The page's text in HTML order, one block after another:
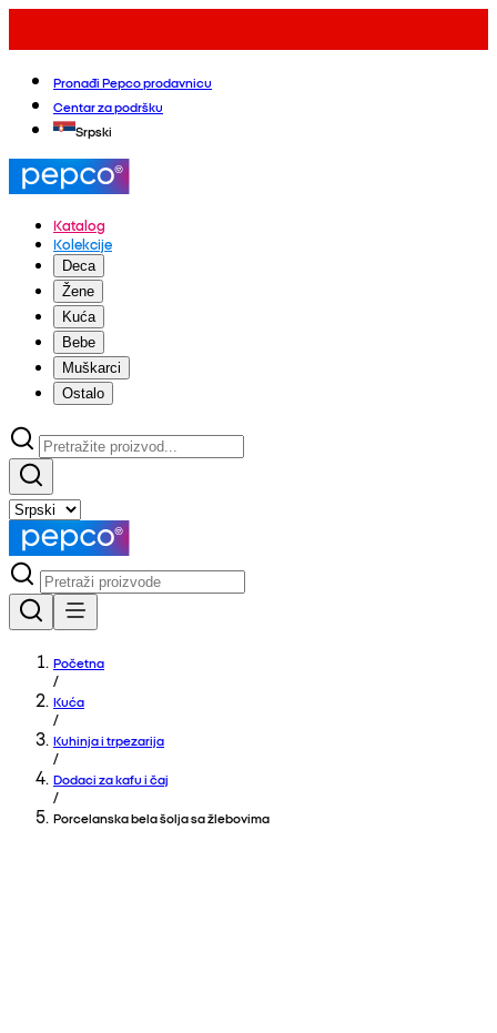
Pronađi Pepco prodavnicu
Centar za podršku
Srpski
Katalog
Kolekcije
Deca
Žene
Kuća
Bebe
Muškarci
Ostalo
Početna
/
Kuća
/
Kuhinja i trpezarija
/
Dodaci za kafu i čaj
/
Porcelanska bela šolja sa žlebovima